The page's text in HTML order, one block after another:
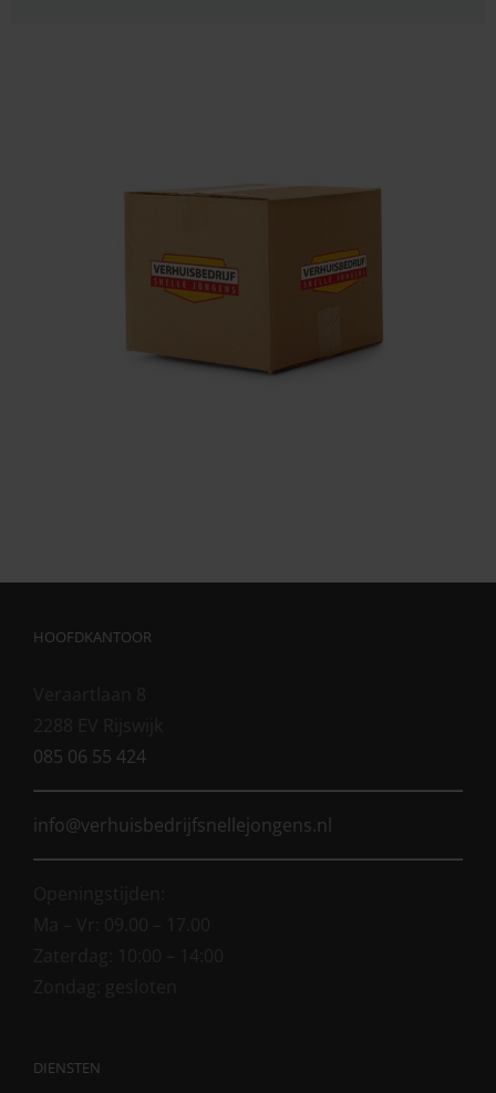
HOOFDKANTOOR
085 06 55 424
info@verhuisbedrijfsnellejongens.nl
DIENSTEN